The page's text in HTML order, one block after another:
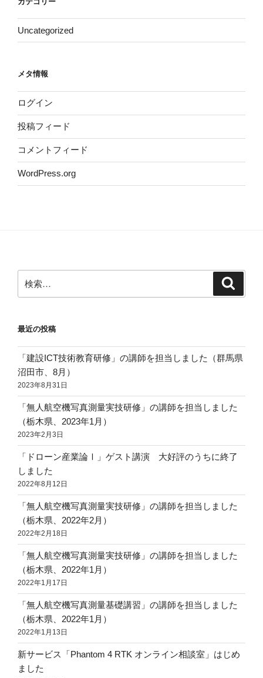
Uncategorized
メタ情報
ログイン
投稿フィード
コメントフィード
WordPress.org
索:
最近の投稿
「建設ICT技術教育研修」の講師を担当しました（群馬県
沼田市、8月）
2023年8月31日
「無人航空機写真測量実技研修」の講師を担当しました
（栃木県、2023年1月）
2023年2月3日
「ドローン産業論Ⅰ」ゲスト講演 大好評のうちに終了
しました
2022年8月12日
「無人航空機写真測量実技研修」の講師を担当しました
（栃木県、2022年2月）
2022年2月18日
「無人航空機写真測量実技研修」の講師を担当しました
（栃木県、2022年1月）
2022年1月17日
「無人航空機写真測量基礎講習」の講師を担当しました
（栃木県、2022年1月）
2022年1月13日
新サービス「Phantom 4 RTK オンライン相談室」はじめ
ました